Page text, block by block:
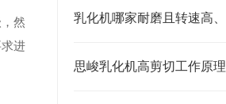
思峻乳化机高剪切工作原理
然
进